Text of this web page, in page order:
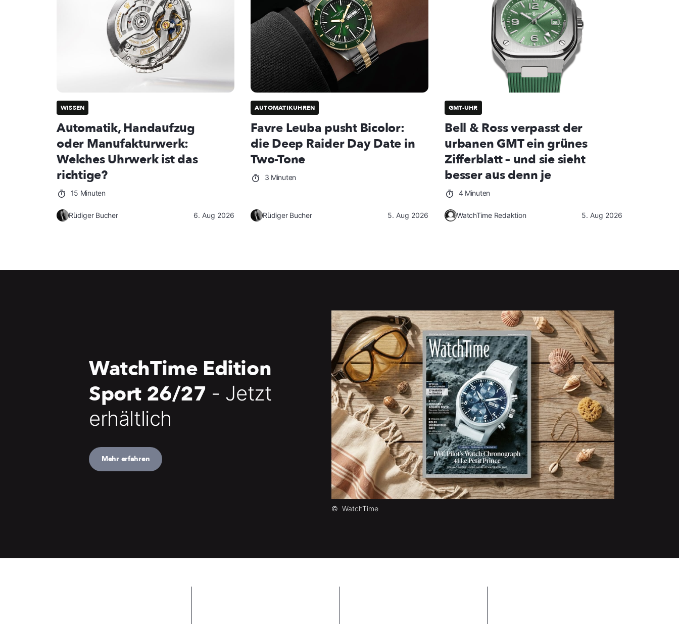
WISSEN
Automatik, Handaufzug
oder Manufakturwerk:
Welches Uhrwerk ist das
richtige?
15 Minuten
Rüdiger Bucher 6. Aug 2026
AUTOMATIKUHREN
Favre Leuba pusht Bicolor:
die Deep Raider Day Date in
Two-Tone
3 Minuten
Rüdiger Bucher 5. Aug 2026
GMT-UHR
Bell & Ross verpasst der
urbanen GMT ein grünes
Zifferblatt – und sie sieht
besser aus denn je
4 Minuten
WatchTime Redaktion 5. Aug 2026
© WatchTime
WatchTime Edition
Sport 26/27 - Jetzt
erhältlich
Mehr erfahren